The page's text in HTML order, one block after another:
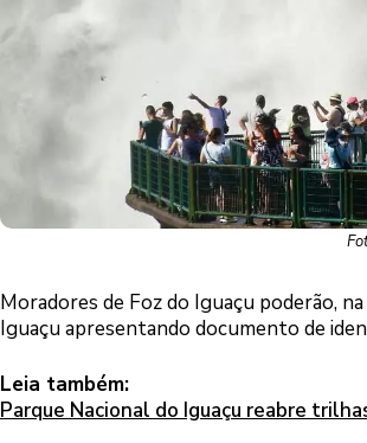
Moradores de Foz do Iguaçu poderão,
Iguaçu apresentando documento de
Leia também:
Parque Nacional do Iguaçu reabre